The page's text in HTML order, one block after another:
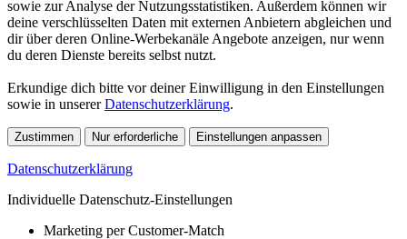
sowie zur Analyse der Nutzungsstatistiken. Außerdem können wir
deine verschlüsselten Daten mit externen Anbietern abgleichen und
dir über deren Online-Werbekanäle Angebote anzeigen, nur wenn
du deren Dienste bereits selbst nutzt.
Erkundige dich bitte vor deiner Einwilligung in den Einstellungen
sowie in unsererDatenschutzerklärung.
Zustimmen Nur erforderliche Einstellungen anpassen
Datenschutzerklärung
Individuelle Datenschutz-Einstellungen
Marketing per Customer-Match